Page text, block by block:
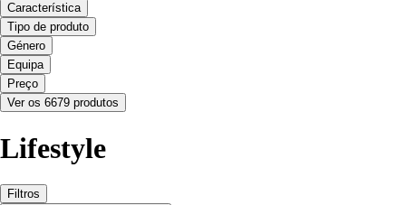
Característica
Tipo de produto
Género
Equipa
Preço
Ver os 6679 produtos
Lifestyle
Filtros